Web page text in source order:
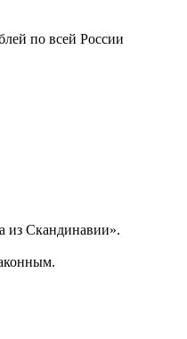
по всей России
Скандинавии».